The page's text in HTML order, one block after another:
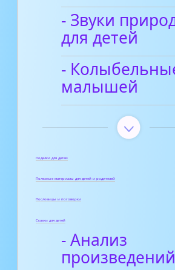
- Звуки
для детей
-
малышей
Поделки для детей
Полезные материалы для детей и родителей
Пословицы и поговорки
Сказки для детей
- Анализ
произведений